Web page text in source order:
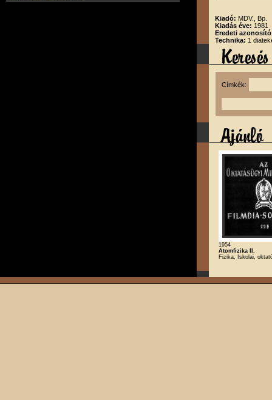
Kiadó: MDV., Bp.
Kiadás éve: 1981
Eredeti
Technika: 1
Címkék:
1954
Atomfizika II.
Fizika, Iskolai,